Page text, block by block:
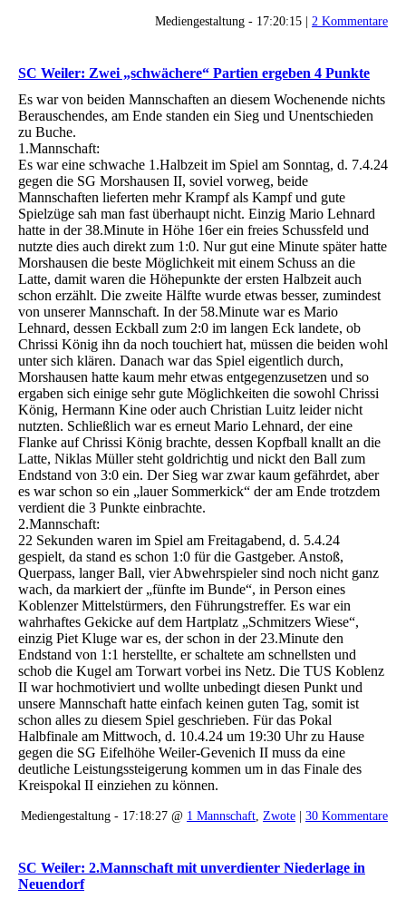
Mediengestaltung - 17:20:15 | 2 Kommentare
SC Weiler: Zwei „schwächere“ Partien ergeben 4 Punkte
Es war von beiden Mannschaften an diesem Wochenende nichts
Berauschendes, am Ende standen ein Sieg und Unentschieden
zu Buche.
1.Mannschaft:
Es war eine schwache 1.Halbzeit im Spiel am Sonntag, d. 7.4.24
gegen die SG Morshausen II, soviel vorweg, beide
Mannschaften lieferten mehr Krampf als Kampf und gute
Spielzüge sah man fast überhaupt nicht. Einzig Mario Lehnard
hatte in der 38.Minute in Höhe 16er ein freies Schussfeld und
nutzte dies auch direkt zum 1:0. Nur gut eine Minute später hatte
Morshausen die beste Möglichkeit mit einem Schuss an die
Latte, damit waren die Höhepunkte der ersten Halbzeit auch
schon erzählt. Die zweite Hälfte wurde etwas besser, zumindest
von unserer Mannschaft. In der 58.Minute war es Mario
Lehnard, dessen Eckball zum 2:0 im langen Eck landete, ob
Chrissi König ihn da noch touchiert hat, müssen die beiden wohl
unter sich klären. Danach war das Spiel eigentlich durch,
Morshausen hatte kaum mehr etwas entgegenzusetzen und so
ergaben sich einige sehr gute Möglichkeiten die sowohl Chrissi
König, Hermann Kine oder auch Christian Luitz leider nicht
nutzten. Schließlich war es erneut Mario Lehnard, der eine
Flanke auf Chrissi König brachte, dessen Kopfball knallt an die
Latte, Niklas Müller steht goldrichtig und nickt den Ball zum
Endstand von 3:0 ein. Der Sieg war zwar kaum gefährdet, aber
es war schon so ein „lauer Sommerkick“ der am Ende trotzdem
verdient die 3 Punkte einbrachte.
2.Mannschaft:
22 Sekunden waren im Spiel am Freitagabend, d. 5.4.24
gespielt, da stand es schon 1:0 für die Gastgeber. Anstoß,
Querpass, langer Ball, vier Abwehrspieler sind noch nicht ganz
wach, da markiert der „fünfte im Bunde“, in Person eines
Koblenzer Mittelstürmers, den Führungstreffer. Es war ein
wahrhaftes Gekicke auf dem Hartplatz „Schmitzers Wiese“,
einzig Piet Kluge war es, der schon in der 23.Minute den
Endstand von 1:1 herstellte, er schaltete am schnellsten und
schob die Kugel am Torwart vorbei ins Netz. Die TUS Koblenz
II war hochmotiviert und wollte unbedingt diesen Punkt und
unsere Mannschaft hatte einfach keinen guten Tag, somit ist
schon alles zu diesem Spiel geschrieben. Für das Pokal
Halbfinale am Mittwoch, d. 10.4.24 um 19:30 Uhr zu Hause
gegen die SG Eifelhöhe Weiler-Gevenich II muss da eine
deutliche Leistungssteigerung kommen um in das Finale des
Kreispokal II einziehen zu können.
Mediengestaltung - 17:18:27 @ 1 Mannschaft, Zwote | 30 Kommentare
SC Weiler: 2.Mannschaft mit unverdienter Niederlage in
Neuendorf